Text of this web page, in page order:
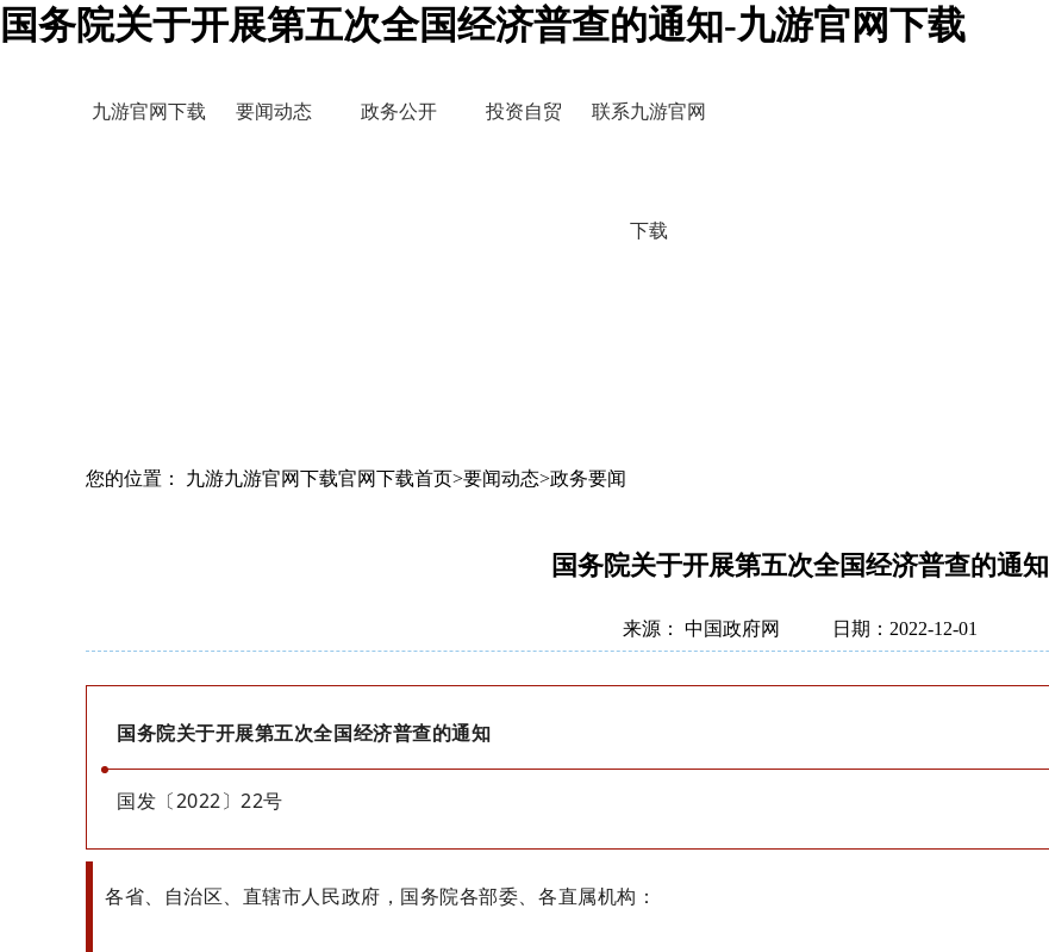
国务院关于开展第五次全国经济普查的通知-九游官网下载
九游官网下载 要闻动态 政务公开 投资自贸 联系九游官网
下载
您的位置： 九游九游官网下载官网下载首页>要闻动态>政务要闻
国务院关于开展第五次全国经济普查的通知
来源： 中国政府网 日期：2022-12-01
国务院关于开展第五次全国经济普查的通知
国发〔2022〕22号
各省、自治区、直辖市人民政府，国务院各部委、各直属机构：